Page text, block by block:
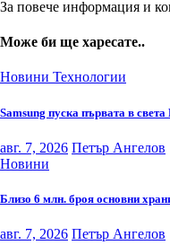
За повече информация и
Може би ще харесате..
Новини Технологии
Samsung пуска първата в
авг. 7, 2026 Петър Ангелов
Новини
Близо 6 млн. броя основни
авг. 7, 2026 Петър Ангелов